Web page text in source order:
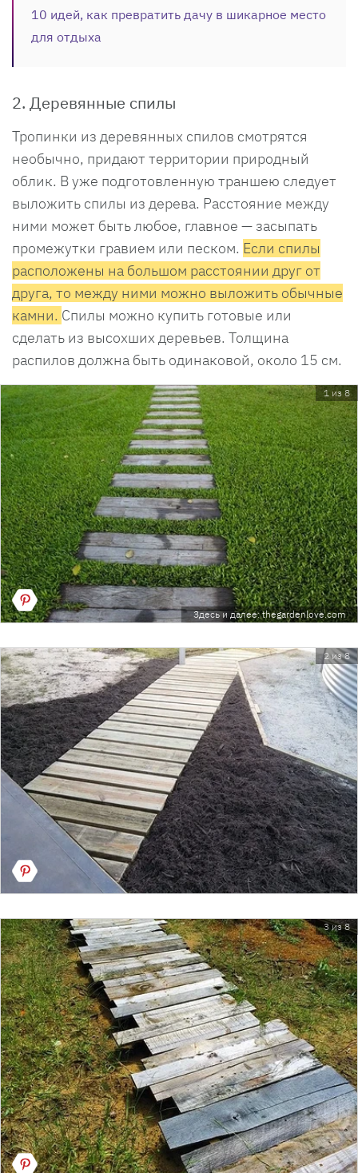
10 идей, как превратить дачу в шикарное место
для отдыха
2. Деревянные спилы
Тропинки из деревянных спилов смотрятся
необычно, придают территории природный
облик. В уже подготовленную траншею следует
выложить спилы из дерева. Расстояние между
ними может быть любое, главное — засыпать
промежутки гравием или песком. Если спилы
расположены на большом расстоянии друг от
друга, то между ними можно выложить обычные
камни. Спилы можно купить готовые или
сделать из высохших деревьев. Толщина
распилов должна быть одинаковой, около 15 см.
1 из 8
Здесь и далее: thegardenlove.com
2 из 8
3 из 8